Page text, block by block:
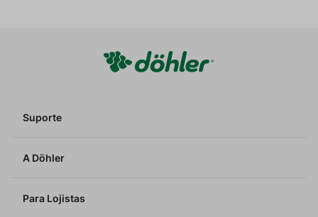
Suporte
A Döhler
Para Lojistas